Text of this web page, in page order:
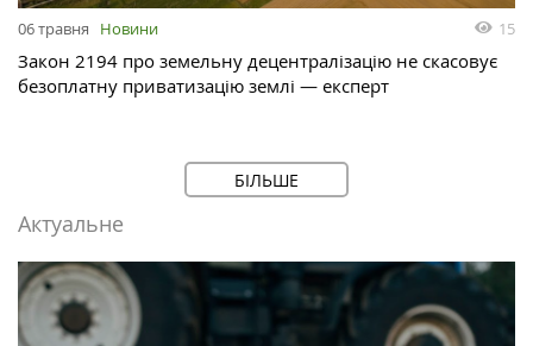
06 травня Новини 15
Закон 2194 про земельну децентралізацію не скасовує
безоплатну приватизацію землі — експерт
БІЛЬШЕ
Актуальне